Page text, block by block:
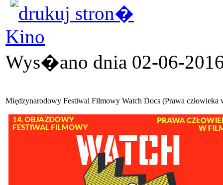
Kino
Wys�ano dnia 02-06-
Międzynarodowy Festiwal Filmowy Watch Docs (Prawa